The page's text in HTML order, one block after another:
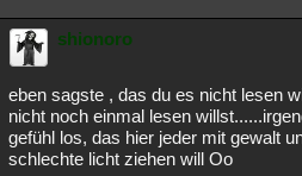
shionoro
eben sagste , das du es nicht lesen
nicht noch einmal lesen
gefühl los, das hier jeder mit gewalt
schlechte licht ziehen will Oo